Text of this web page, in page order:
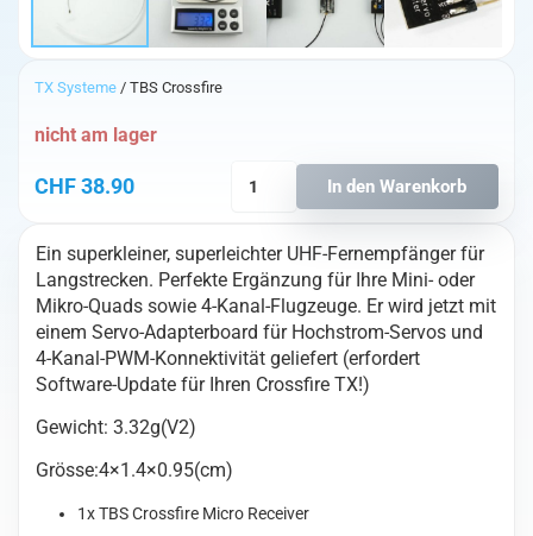
TX Systeme / TBS Crossfire
CHF38.90
nicht am lager
RX
V2
Menge
In den Warenkorb
Ein superkleiner, superleichter UHF-Fernempfänger für
Langstrecken. Perfekte Ergänzung für Ihre Mini- oder
Mikro-Quads sowie 4-Kanal-Flugzeuge. Er wird jetzt mit
einem Servo-Adapterboard für Hochstrom-Servos und
4-Kanal-PWM-Konnektivität geliefert (erfordert
Software-Update für Ihren Crossfire TX!)
Gewicht: 3.32g(V2)
Grösse:4×1.4×0.95(cm)
1x TBS Crossfire Micro Receiver